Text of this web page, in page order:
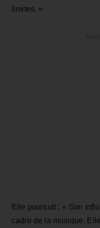
limites. »
Elle poursuit : « Son
cadre de la musique.